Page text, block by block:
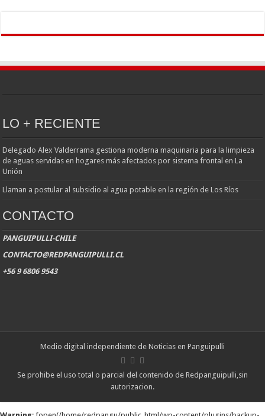
LO + RECIENTE
Delegado Alex Valderrama gestiona moderna maquinaria para la limpieza
de aguas servidas en hogares más afectados por sistema frontal en La
Unión
Llaman a postular al subsidio al agua potable en la región de Los Ríos
CONTACTO
PANGUIPULLI-CHILE
CONTACTO@REDPANGUIPULLI.CL
+56 9 6806 9543
Medio digital independiente de Noticias en Panguipulli
Se prohibe el uso total o parcial del contenido de Redpanguipulli,sin
autorizacion.